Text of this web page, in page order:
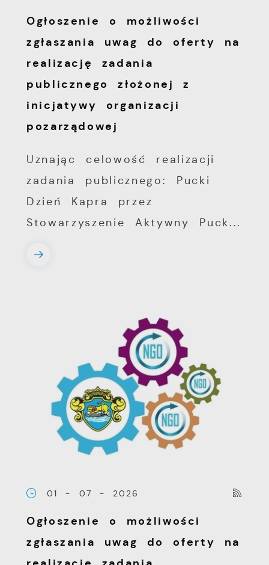
Ogłoszenie o możliwości
zgłaszania uwag do oferty na
realizację zadania
publicznego złożonej z
inicjatywy organizacji
pozarządowej
Uznając celowość realizacji
zadania publicznego: Pucki
Dzień Kapra przez
Stowarzyszenie Aktywny Puck...
01 - 07 - 2026
Ogłoszenie o możliwości
zgłaszania uwag do oferty na